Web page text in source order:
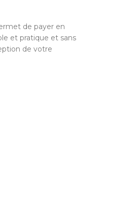
de payer en
et pratique et sans
de votre